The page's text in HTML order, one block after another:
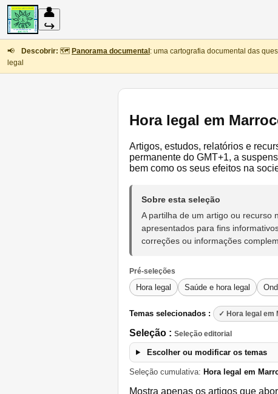
👤
↪
📢 Descobrir: 🗺️ Panorama documental : uma cartografia documental das
legal
Hora legal em
Artigos, estudos, relatórios e
permanente do GMT+1, a
bem como os seus efeitos na
Sobre esta seleção
A partilha de um artigo ou recurso
apresentados para fins
correções ou informações
Pré-seleções
Hora legal Saúde e hora legal
Temas selecionados : ✓ Hora legal em
Seleção : Seleção editorial
Escolher ou modificar os temas
Seleção cumulativa: Hora legal em
Mostra apenas os artigos que